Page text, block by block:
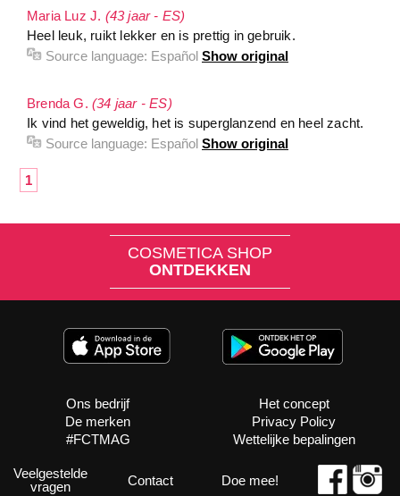
Maria Luz J. (43 jaar - ES)
Heel leuk, ruikt lekker en is prettig in gebruik.
Source language: Español Show original
Brenda G. (34 jaar - ES)
Ik vind het geweldig, het is superglanzend en heel zacht.
Source language: Español Show original
1
COSMETICA SHOP
ONTDEKKEN
Ons bedrijf
De merken
#FCTMAG
Het concept
Privacy Policy
Wettelijke bepalingen
Veelgestelde
vragen
Contact Doe mee!